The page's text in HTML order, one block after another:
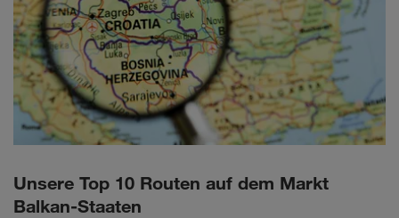
Unsere Top 10 Routen auf dem Markt
Balkan-Staaten